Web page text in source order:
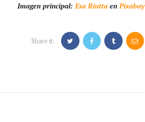
Imagen principal: Esa Riutta en Pixabay
Share it: